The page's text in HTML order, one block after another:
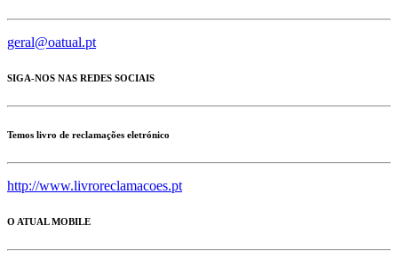
geral@oatual.pt
SIGA-NOS NAS REDES SOCIAIS
Temos livro de reclamações eletrónico
http://www.livroreclamacoes.pt
O ATUAL MOBILE